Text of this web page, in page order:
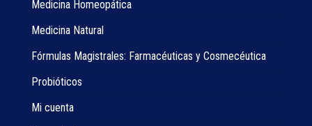
Medicina Homeopática
Medicina Natural
Fórmulas Magistrales: Farmacéuticas y Cosmecéutica
Probióticos
Mi cuenta